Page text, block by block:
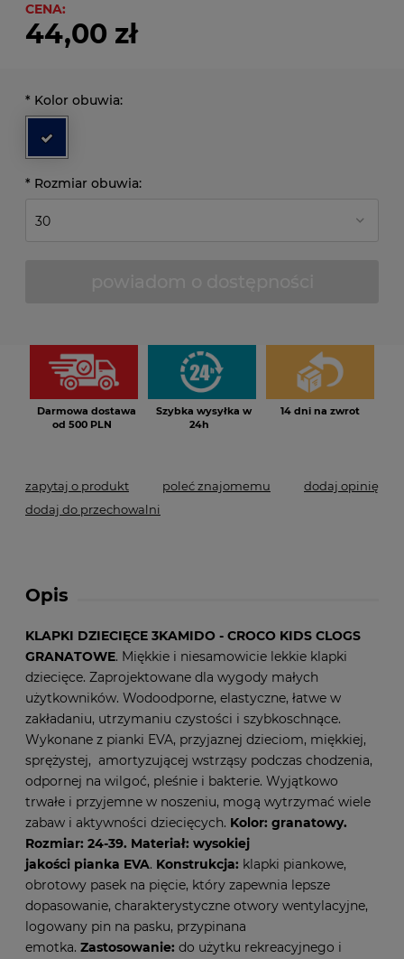
CENA:
44,00 zł
* Kolor obuwia:
* Rozmiar obuwia:
Darmowa dostawa
od 500 PLN
Szybka wysyłka w
24h
14 dni na zwrot
zapytaj o produkt poleć znajomemu
dodaj opinię
dodaj do przechowalni
Opis
KLAPKI DZIECIĘCE 3KAMIDO - CROCO KIDS CLOGS
GRANATOWE. Miękkie i niesamowicie lekkie klapki
dziecięce. Zaprojektowane dla wygody małych
użytkowników. Wodoodporne, elastyczne, łatwe w
zakładaniu, utrzymaniu czystości i szybkoschnące.
Wykonane z pianki EVA, przyjaznej dzieciom, miękkiej,
sprężystej, amortyzującej wstrząsy podczas chodzenia,
odpornej na wilgoć, pleśnie i bakterie. Wyjątkowo
trwałe i przyjemne w noszeniu, mogą wytrzymać wiele
zabaw i aktywności dziecięcych. Kolor: granatowy.
Rozmiar: 24-39. Materiał: wysokiej
jakości pianka EVA. Konstrukcja: klapki piankowe,
obrotowy pasek na pięcie, który zapewnia lepsze
dopasowanie, charakterystyczne otwory wentylacyjne,
logowany pin na pasku, przypinana
emotka. Zastosowanie: do użytku rekreacyjnego i